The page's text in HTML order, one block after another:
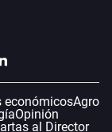
económicosAgro
Opinión
al Director